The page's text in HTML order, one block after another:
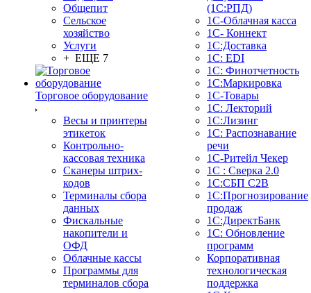
Общепит
Сельское
хозяйство
Услуги
+ ЕЩЕ 7
Торговое оборудование
Весы и принтеры
этикеток
Контрольно-
кассовая техника
Сканеры штрих-
кодов
Терминалы сбора
данных
Фискальные
накопители и
ОФД
Облачные кассы
Программы для
терминалов сбора
(1С:РПД)
1С-Облачная касса
1С- Коннект
1С:Доставка
1С: EDI
1С: Финотчетность
1С:Маркировка
1С-Товары
1С: Лекторий
1С:Лизинг
1С: Распознавание
речи
1C-Ритейл Чекер
1С : Сверка 2.0
1С:СБП C2B
1С:Прогнозирование
продаж
1С:ДиректБанк
1С: Обновление
программ
Корпоративная
технологическая
поддержка